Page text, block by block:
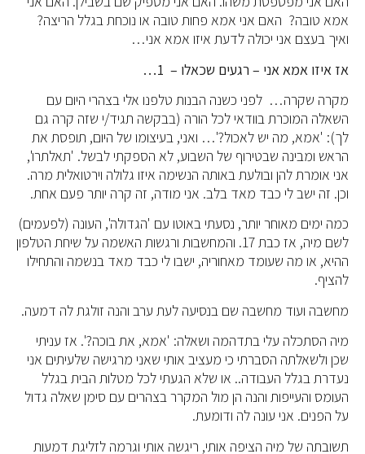
אמא טובה? האם אני אמא פחות טובה או נוכחת בגלל הריצה?
ואיך בעצם אני יכולה לדעת איזו אמא אני…
אז איזו אמא אני – רגעים שכאלו – 1…
מקרה שקרה… לפני כשנה הבנות טלפנו אלי בצהרי היום עם
השאלה המוכרת בוודאי לכל הורה (בבקשה תגיד/י שזה קרה גם
לך): 'אמא, מה יש לאכול?'… ואני, בעיצומו של היום, תופסת את
הראש ומבינה שבטירוף של השבוע, לא הספקתי לבשל. 'תאלתרו',
אני אומרת להן ובולעת באותה הנשימה איזו גלולה וירטואלית מרה.
וכן. זה ישב לי כבד מאד בלב. אני מודה, זה קרה יותר פעם אחת.
כמה ימים מאוחר יותר, נסעתי באוטו עם 'הגדולה', העונה (לפעמים)
לשם מיה, אז כבת 17. והמחשבות ורגשות האשמה על שיחת הטלפון
ההיא, או מה שעומד מאחוריה, ישבו לי כבד מאד בנשמה והתחילו
להציף.
מחשבה ועוד מחשבה שם בנסיעה לעת ערב והנה זולגת לה דמעה.
מיה הסתכלה עלי בתדהמה ושאלה: 'אמא, את בוכה?'. אז עניתי
שכן ולשאלתה הסברתי כי מעציב אותי שאני מרגישה שלעיתים אני
נעדרת בגלל העבודה.. או שלא הגעתי לכל מטלות הבית בגלל
העומס והעייפות והנה הן מול המקרר בצהרים עם סימן שאלה גדול
על הפנים. אני עונה לה ודומעת.
תשובתה של מיה הציפה אותי, ריגשה אותי וגרמה לזליגת דמעות